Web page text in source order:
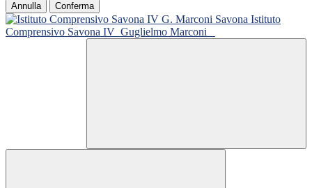
Annulla Conferma
Istituto
Comprensivo Savona IV Guglielmo Marconi